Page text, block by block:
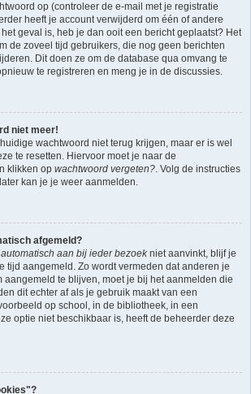
op (controleer de e-mail met je registratie
heeft je account verwijderd om één of andere
geval is, heb je dan ooit een bericht geplaatst? Het
de zoveel tijd gebruikers, die nog geen berichten
Dit doen ze om de database qua omvang te
te registreren en meng je in de discussies.
niet meer!
wachtwoord niet terug krijgen, maar er is wel
te resetten. Hiervoor moet je naar de
klikken op wachtwoord vergeten?. Volg de instructies
kan je je weer aanmelden.
afgemeld?
aan bij ieder bezoekniet aanvinkt, blijf je
tijd aangemeld. Zo wordt vermeden dat anderen je
aangemeld te blijven, moet je bij het aanmelden die
dit echter af als je gebruik maakt van een
op school, in de bibliotheek, in een
optie niet beschikbaar is, heeft de beheerder deze